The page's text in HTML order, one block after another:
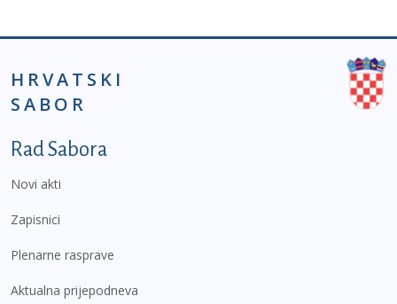
HRVATSKI
SABOR
Podnožje prvi izbornik
Rad Sabora
Novi akti
Zapisnici
Plenarne rasprave
Aktualna prijepodneva